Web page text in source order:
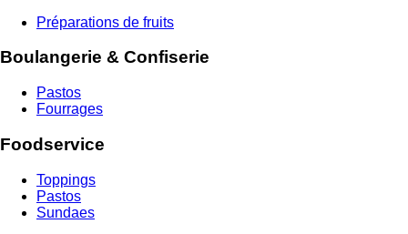
Préparations de fruits
Boulangerie & Confiserie
Pastos
Fourrages
Foodservice
Toppings
Pastos
Sundaes